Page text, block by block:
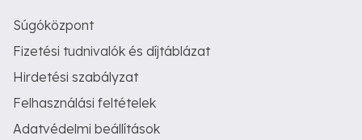
Súgóközpont
Fizetési tudnivalók és díjtáblázat
Hirdetési szabályzat
Felhasználási feltételek
Adatvédelmi beállítások